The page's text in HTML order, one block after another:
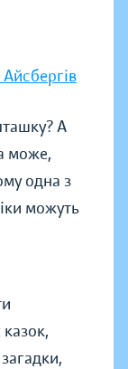
А
може,
одна з
можуть